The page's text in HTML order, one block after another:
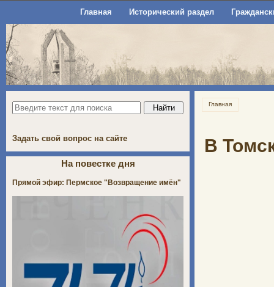
Главная Исторический раздел
Главная
В
Задать свой вопрос на сайте
На повестке дня
Прямой эфир: Пермское "Возвращение имён"